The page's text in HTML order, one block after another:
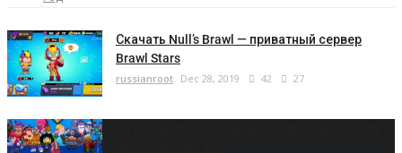
Скачать Null’s Brawl — приватный сервер
Brawl Stars
russianroot Dec 28, 2019 42 27